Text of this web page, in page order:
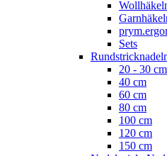
Sets
20 - 30 cm
40 cm
60 cm
80 cm
100 cm
120 cm
150 cm